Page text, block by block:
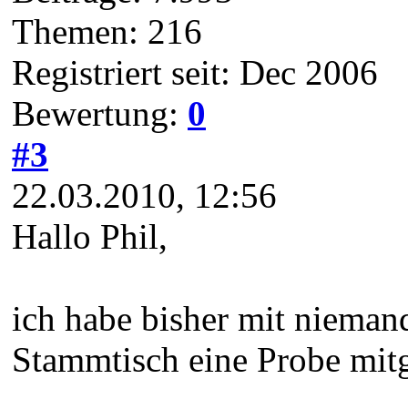
Themen: 216
Registriert seit: Dec 2006
Bewertung: 0
#3
22.03.2010, 12:56
Hallo Phil,
ich habe bisher mit
Stammtisch eine Probe